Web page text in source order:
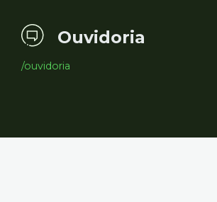
Ouvidoria
/ouvidoria